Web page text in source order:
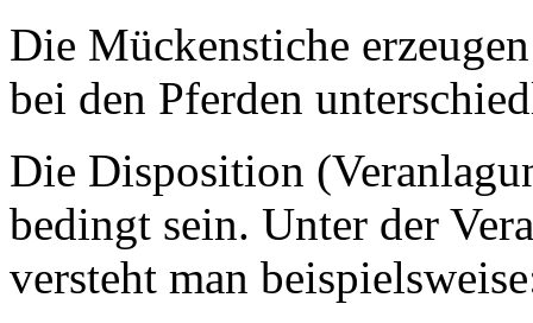
Die Mückenstiche
bei den Pferden
Die Disposition
bedingt sein. Unter der
versteht man